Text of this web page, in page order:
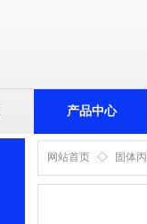
产品中心
网站首页 ◇ 固体